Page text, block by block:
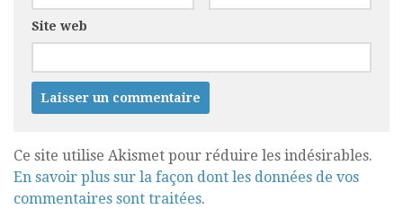
Site web
Ce site utilise Akismet pour réduire les indésirables.
En savoir plus sur la façon dont les données de vos
commentaires sont traitées.